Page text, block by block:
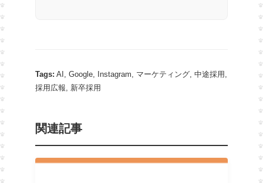
Tags: AI Google Instagram マーケティング 中途採用
採用広報
新卒採用
関連記事